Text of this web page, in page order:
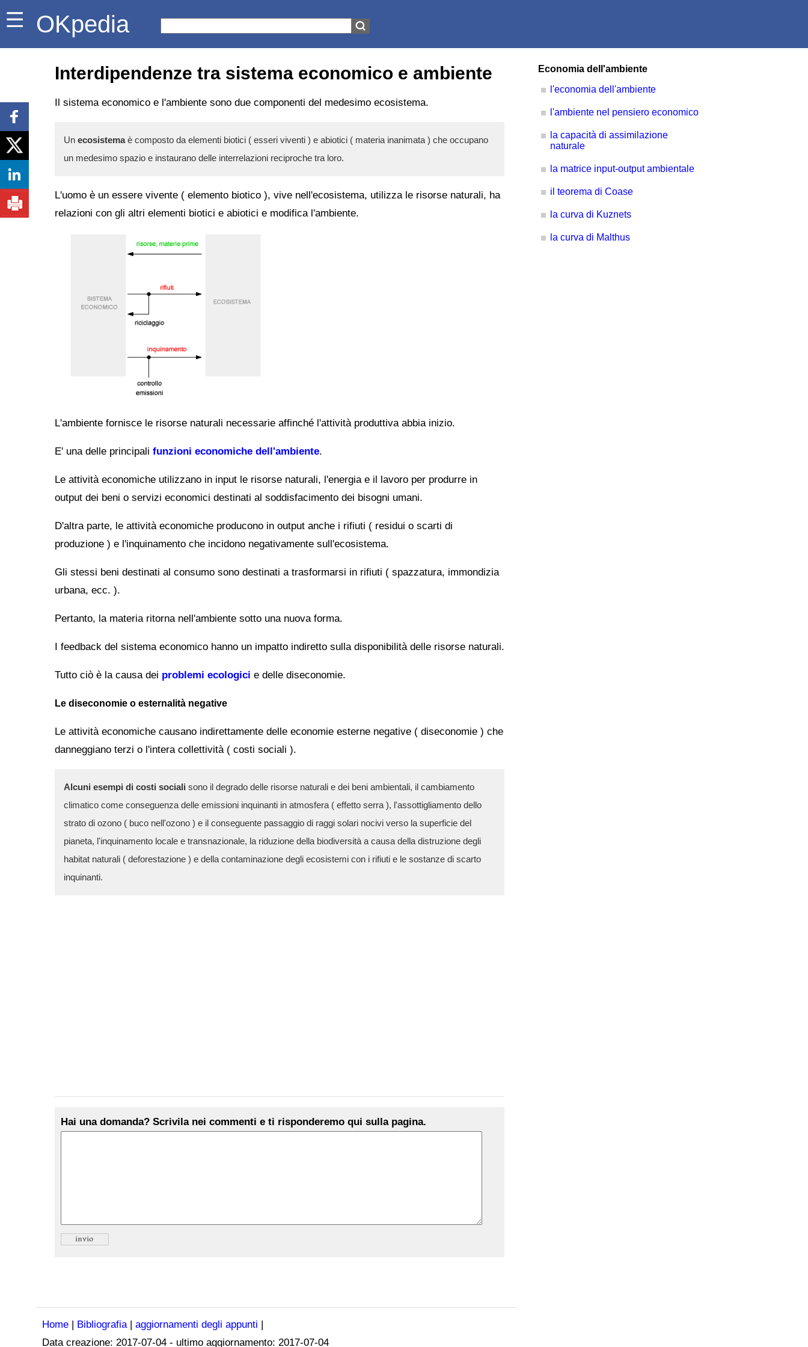
OKpedia
Interdipendenze tra sistema economico e ambiente
Il sistema economico e l'ambiente sono due componenti del medesimo ecosistema.
Un ecosistemaè composto da elementi biotici ( esseri viventi ) e abiotici ( materia inanimata ) che occupano
un medesimo spazio e instaurano delle interrelazioni reciproche tra loro.
L'uomo è un essere vivente ( elemento biotico ), vive nell'ecosistema, utilizza le risorse naturali, ha
relazioni con gli altri elementi biotici e abiotici e modifica l'ambiente.
L'ambiente fornisce le risorse naturali necessarie affinché l'attività produttiva abbia inizio.
E' una delle principali funzioni economiche dell'ambiente.
Le attività economiche utilizzano in input le risorse naturali, l'energia e il lavoro per produrre in
output dei beni o servizi economici destinati al soddisfacimento dei bisogni umani.
D'altra parte, le attività economiche producono in output anche i rifiuti ( residui o scarti di
produzione ) e l'inquinamento che incidono negativamente sull'ecosistema.
Gli stessi beni destinati al consumo sono destinati a trasformarsi in rifiuti ( spazzatura, immondizia
urbana, ecc. ).
Pertanto, la materia ritorna nell'ambiente sotto una nuova forma.
I feedback del sistema economico hanno un impatto indiretto sulla disponibilità delle risorse naturali.
Tutto ciò è la causa dei problemi ecologici e delle diseconomie.
Le diseconomie o esternalità negative
Le attività economiche causano indirettamente delle economie esterne negative ( diseconomie ) che
danneggiano terzi o l'intera collettività ( costi sociali ).
Alcuni esempi di costi sociali sono il degrado delle risorse naturali e dei beni ambientali, il cambiamento
climatico come conseguenza delle emissioni inquinanti in atmosfera ( effetto serra ), l'assottigliamento dello
strato di ozono ( buco nell'ozono ) e il conseguente passaggio di raggi solari nocivi verso la superficie del
pianeta, l'inquinamento locale e transnazionale, la riduzione della biodiversità a causa della distruzione degli
habitat naturali ( deforestazione ) e della contaminazione degli ecosistemi con i rifiuti e le sostanze di scarto
inquinanti.
Hai una domanda? Scrivila nei commenti e ti risponderemo qui sulla pagina.
Home | Bibliografia| aggiornamenti degli appunti |
Data creazione: 2017-07-04 - ultimo aggiornamento: 2017-07-04
Economia dell'ambiente
l'economia dell'ambiente
l'ambiente nel pensiero economico
la capacità di assimilazione
naturale
la matrice input-output ambientale
il teorema di Coase
la curva di Kuznets
la curva di Malthus